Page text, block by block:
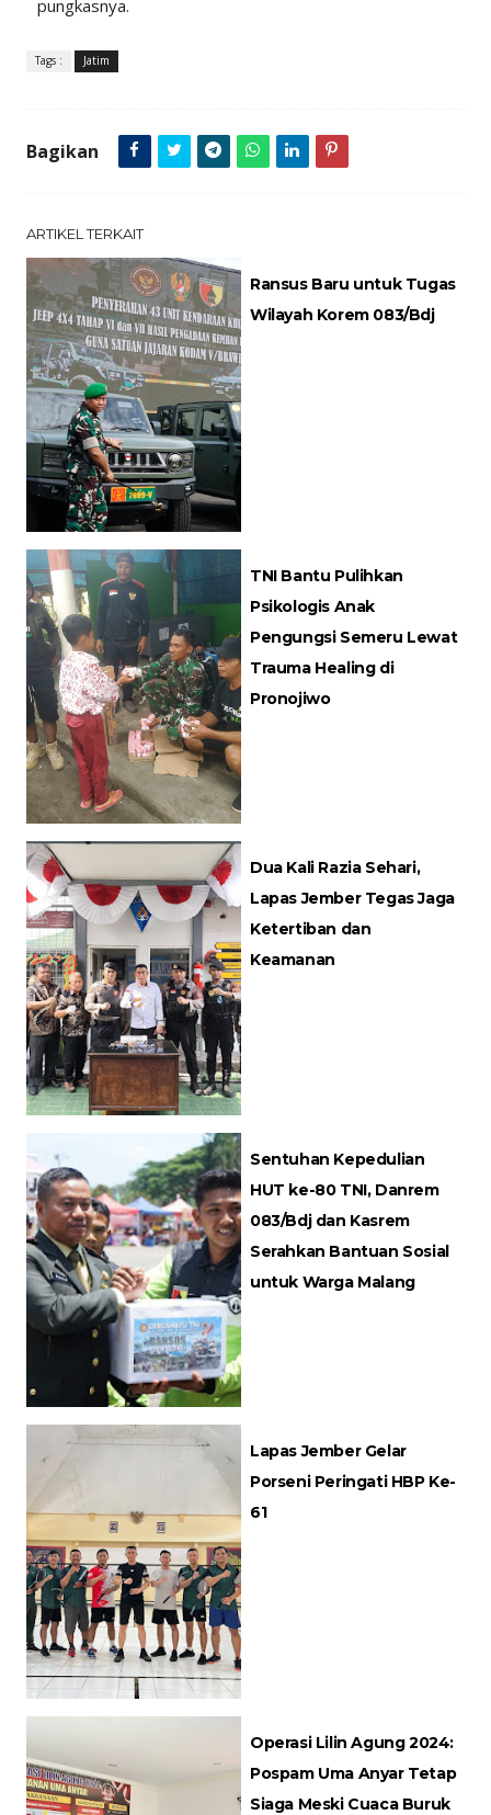
pungkasnya.
Tags : Jatim
Bagikan
ARTIKEL TERKAIT
Ransus Baru untuk Tugas
Wilayah Korem 083/Bdj
TNI Bantu Pulihkan
Psikologis Anak
Pengungsi Semeru Lewat
Trauma Healing di
Pronojiwo
Dua Kali Razia Sehari,
Lapas Jember Tegas Jaga
Ketertiban dan
Keamanan
Sentuhan Kepedulian
HUT ke-80 TNI, Danrem
083/Bdj dan Kasrem
Serahkan Bantuan Sosial
untuk Warga Malang
Lapas Jember Gelar
Porseni Peringati HBP Ke-
61
Operasi Lilin Agung 2024:
Pospam Uma Anyar Tetap
Siaga Meski Cuaca Buruk